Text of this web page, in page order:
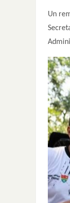
Un